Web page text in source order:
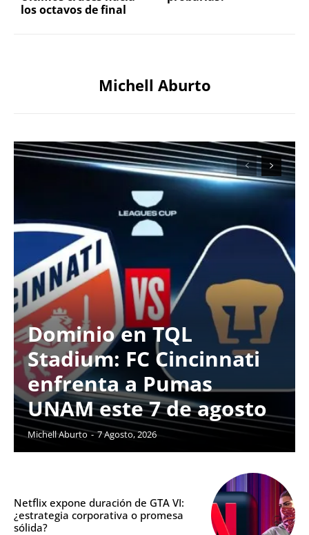
los octavos de final
Michell Aburto
Dominio en TQL
Stadium: FC Cincinnati
enfrenta a Pumas
UNAM este 7 de agosto
Michell Aburto - 7 Agosto, 2026
Netflix expone duración de GTA VI:
¿estrategia corporativa o promesa
sólida?